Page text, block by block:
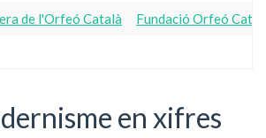
de l'Orfeó Català Fundació Orfeó
en xifres